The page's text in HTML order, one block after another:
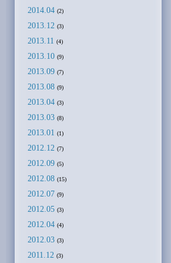
2014.04 (2)
2013.12 (3)
2013.11 (4)
2013.10 (9)
2013.09 (7)
2013.08 (9)
2013.04 (3)
2013.03 (8)
2013.01 (1)
2012.12 (7)
2012.09 (5)
2012.08 (15)
2012.07 (9)
2012.05 (3)
2012.04 (4)
2012.03 (3)
2011.12 (3)